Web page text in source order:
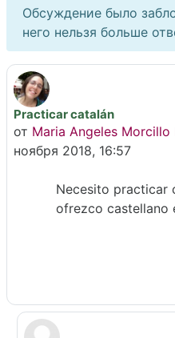
Обсуждение было
него нельзя больше
Practicar catalán
от Maria Angeles Morcillo
ноября 2018, 16:57
Количество ответов: 2
Necesito practicar
ofrezco castellano